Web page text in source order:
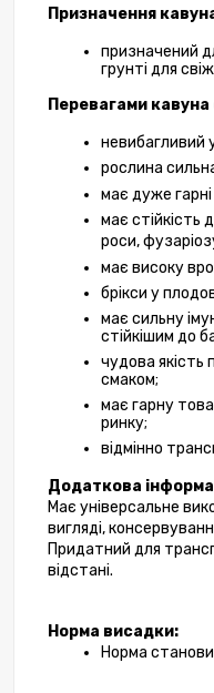
Призначення
призначений
грунті для
Перевагами кавуна
невибагливий
рослина
має дуже гарні
має стійкість
роси,
має високу
брікси у
має сильну
стійкішим до
чудова
смаком;
має гарну
ринку;
відмінно
Додаткова
Має універсальне
вигляді,
Придатний для
відстані.
Норма висадки:
Норма